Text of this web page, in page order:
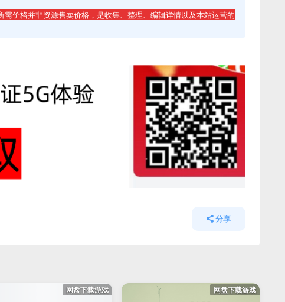
需价格并非资源售卖价格，是收集、整理、编辑详情以及本站运营的
分享
网盘下载游戏 网盘下载游戏